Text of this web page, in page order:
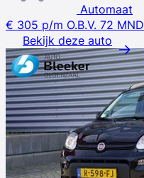
Automaat
€ 305 p/m O.B.V. 72 MND
Bekijk deze auto